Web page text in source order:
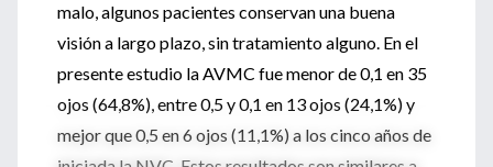
malo, algunos pacientes conservan una buena
visión a largo plazo, sin tratamiento alguno. En el
presente estudio la AVMC fue menor de 0,1 en 35
ojos (64,8%), entre 0,5 y 0,1 en 13 ojos (24,1%) y
mejor que 0,5 en 6 ojos (11,1%) a los cinco años de